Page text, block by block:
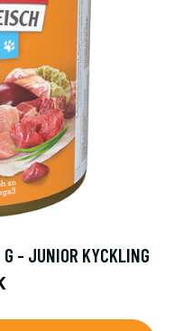
- JUNIOR KYCKLING